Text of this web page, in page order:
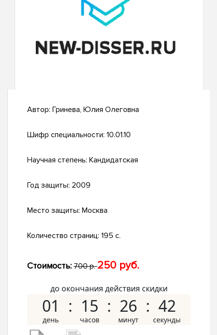
Автор: Гринева, Юлия Олеговна
Шифр специальности: 10.01.10
Научная степень: Кандидатская
Год защиты: 2009
Место защиты: Москва
Количество страниц: 195 с.
Стоимость: 700 р.250 руб.
до окончания действия скидки
01 15 26 41